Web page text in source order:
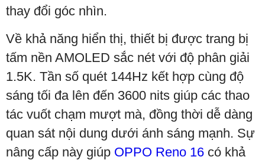
thay đổi góc nhìn.
Về khả năng hiển thị, thiết bị được trang bị
tấm nền AMOLED sắc nét với độ phân giải
1.5K. Tần số quét 144Hz kết hợp cùng độ
sáng tối đa lên đến 3600 nits giúp các thao
tác vuốt chạm mượt mà, đồng thời dễ dàng
quan sát nội dung dưới ánh sáng mạnh. Sự
nâng cấp này giúp OPPO Reno 16 có khả